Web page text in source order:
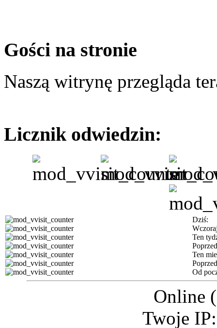
Gości na stronie
Naszą witrynę przegląda
Licznik odwiedzin:
Dziś:
Ten
Ten
Od
Online
Twoje